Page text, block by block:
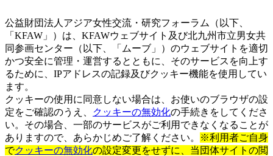
公益財団法人アジア女性交流・研究フォーラム（以下、
「KFAW」）は、KFAWウェブサイト及び北九州市立男女共
同参画センター（以下、「ムーブ」）のウェブサイトを適切
かつ安全に管理・運営するとともに、そのサービスを向上す
るために、IPアドレスの記録及びクッキー機能を使用してい
ます。
クッキーの使用に同意しない場合は、お使いのブラウザの設
定をご確認のうえ、
クッキーの無効化の手続きをしてくださ
い。その場合、一部のサービスがご利用できなくなることが
ありますので、あらかじめご了解ください。
※利用者ご自身
でクッキーの無効化の設定変更をせずに、当団体サイトの閲